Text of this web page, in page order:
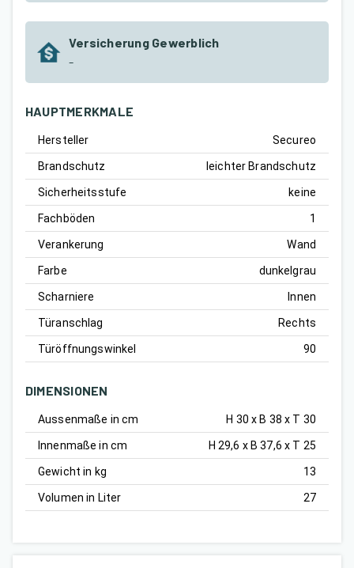
Versicherung Gewerblich
-
HAUPTMERKMALE
Hersteller Secureo
Brandschutz leichter Brandschutz
Sicherheitsstufe keine
Fachböden 1
Verankerung Wand
Farbe dunkelgrau
Scharniere Innen
Türanschlag Rechts
Türöffnungswinkel 90
DIMENSIONEN
Aussenmaße in cm H 30 x B 38 x T 30
Innenmaße in cm H 29,6 x B 37,6 x T 25
Gewicht in kg 13
Volumen in Liter 27